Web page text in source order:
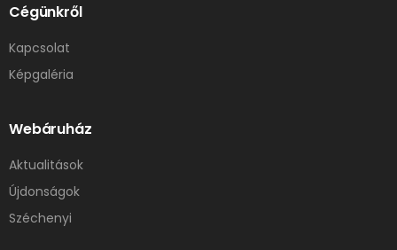
Cégünkről
Kapcsolat
Képgaléria
Webáruház
Aktualitások
Újdonságok
Széchenyi